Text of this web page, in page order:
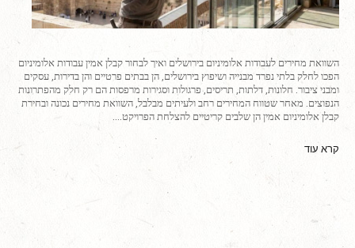
השוואת מחירים לעבודות אלומיניום בירושלים ואיך לבחור קבלן אמין עבודות אלומיניום
הפכו לחלק בלתי נפרד מבנייה ושיפוץ בירושלים, הן בבתים פרטיים והן בדירות, עסקים
ומבני ציבור. חלונות, דלתות, תריסים, פרגולות וסגירות מרפסות הם רק חלק מהפתרונות
הנפוצים. מאחר שטווח המחירים רחב ולעיתים מבלבל, השוואת מחירים נכונה ובחירת
קבלן אלומיניום אמין הן שלבים קריטיים להצלחת הפרויקט.…
קרא עוד